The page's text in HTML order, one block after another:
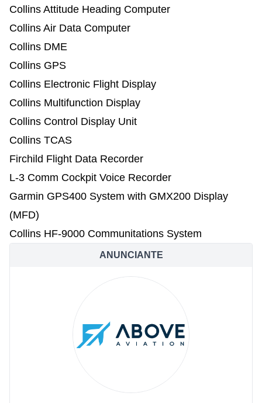
Collins Attitude Heading Computer
Collins Air Data Computer
Collins DME
Collins GPS
Collins Electronic Flight Display
Collins Multifunction Display
Collins Control Display Unit
Collins TCAS
Firchild Flight Data Recorder
L-3 Comm Cockpit Voice Recorder
Garmin GPS400 System with GMX200 Display
(MFD)
Collins HF-9000 Communitations System
ANUNCIANTE